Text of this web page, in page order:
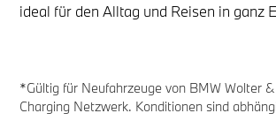
ideal für den Alltag und Reisen in ganz
*Gültig für Neufahrzeuge von BMW Wolter
Charging Netzwerk. Konditionen sind